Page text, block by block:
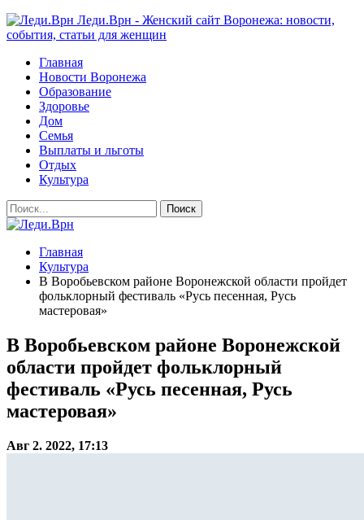
Леди.Врн - Женский сайт Воронежа: новости,
события, статьи для женщин
Главная
Новости Воронежа
Образование
Здоровье
Дом
Семья
Выплаты и льготы
Отдых
Культура
Главная
Культура
В Воробьевском районе Воронежской области пройдет
фольклорный фестиваль «Русь песенная, Русь
мастеровая»
В Воробьевском районе Воронежской
области пройдет фольклорный
фестиваль «Русь песенная, Русь
мастеровая»
Авг 2. 2022, 17:13